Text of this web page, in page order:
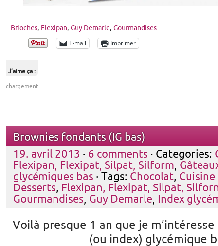
Brioches, Flexipan, Guy Demarle, Gourmandises
E-mail Imprimer
J’aime ça :
chargement…
Brownies fondants (IG bas)
19. avril 2013 · 6 comments · Categories:
Flexipan, Flexipat, Silpat, Silform,
glycémiques bas · Tags: Chocolat,
Desserts, Flexipan, Flexipat, Silpat,
Gourmandises, Guy Demarle, Index
Voilà presque 1 an que je
(ou index) glycémique